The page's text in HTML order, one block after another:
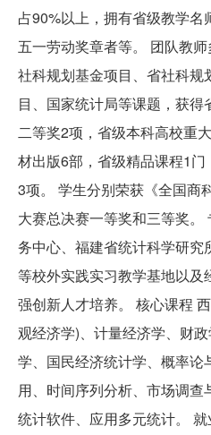
占90%以上，拥有省级教学
五一劳动奖章者等。 团队教
社科规划基金项目、省社科规
目、国家统计局等课题，获得
二等奖2项，省级本科高校重
材出版6部，省级精品课程1
3项。 学生分别荣获《全国商
大赛总决赛一等奖和三等奖。
务中心、福建省统计科学研究
等校外实践实习教学基地以及
强创新人才培养。 核心课程
观经济学)、计量经济学、财
学、国民经济统计学、概率
用、时间序列分析、市场调查
统计软件、应用多元统计。